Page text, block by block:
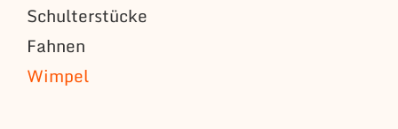
Schulterstücke
Fahnen
Wimpel